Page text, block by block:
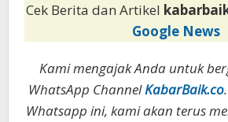
Cek Berita dan Artikel
Google News
Kami mengajak Anda untuk
WhatsApp ChannelKabarBaik.co
Whatsapp ini, kami akan terus